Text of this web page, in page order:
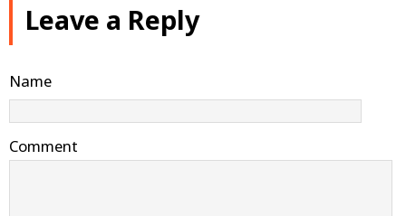
Leave a Reply
Name
Comment